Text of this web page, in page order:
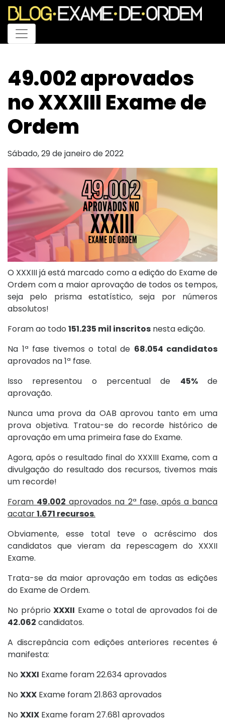
Menu
49.002 aprovados
no XXXIII Exame de
Ordem
Sábado, 29 de janeiro de 2022
O XXXIII já está marcado como a edição do Exame de
Ordem com a maior aprovação de todos os tempos,
seja pelo prisma estatístico, seja por números
absolutos!
Foram ao todo 151.235 mil inscritos nesta edição.
Na 1ª fase tivemos o total de 68.054 candidatos
aprovados na 1ª fase.
Isso representou o percentual de 45%de
aprovação.
Nunca uma prova da OAB aprovou tanto em uma
prova objetiva. Tratou-se do recorde histórico de
aprovação em uma primeira fase do Exame.
Agora, após o resultado final do XXXIII Exame, com a
divulgação do resultado dos recursos, tivemos mais
um recorde!
Foram 49.002 aprovados na 2ª fase, após a banca
acatar1.671 recursos.
Obviamente, esse total teve o acréscimo dos
candidatos que vieram da repescagem do XXXII
Exame.
Trata-se da maior aprovação em todas as edições
do Exame de Ordem.
No próprioXXXII Exame o total de aprovados foi de
42.062 candidatos.
A discrepância com edições anteriores recentes é
manifesta:
No XXXI Exame foram 22.634 aprovados
No XXX Exame foram 21.863 aprovados
No XXIX Exame foram 27.681 aprovados